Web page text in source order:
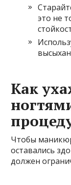
это не
Как
Чтобы
оставались
должен